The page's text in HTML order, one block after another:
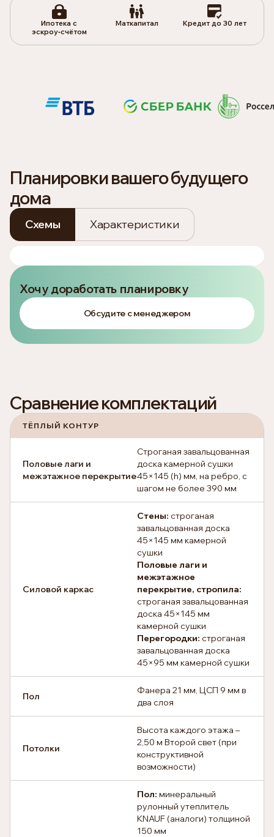
Ипотека с
эскроу‑счётом
Маткапитал Кредит до 30 лет
Планировки вашего будущего
дома
Схемы Характеристики
Хочу доработать планировку
Обсудите с менеджером
Сравнение комплектаций
ТЁПЛЫЙ КОНТУР
Половые лаги и
межэтажное перекрытие
Строганая завальцованная
доска камерной сушки
45×145 (h) мм, на ребро, с
шагом не более 390 мм
Силовой каркас
Стены: строганая
завальцованная доска
45×145 мм камерной
сушки
Половые лаги и
межэтажное
перекрытие, стропила:
строганая завальцованная
доска 45×145 мм
камерной сушки
Перегородки: строганая
завальцованная доска
45×95 мм камерной сушки
Пол
Фанера 21 мм, ЦСП 9 мм в
два слоя
Потолки
Высота каждого этажа –
2,50 м Второй свет (при
конструктивной
возможности)
Пол: минеральный
рулонный утеплитель
KNAUF (аналоги) толщиной
150 мм